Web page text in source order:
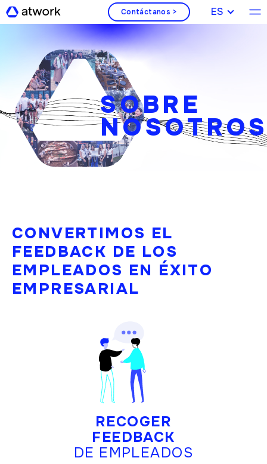
ESPAÑOL
Contáctanos >
SOBRE
CONVERTIMOS EL
FEEDBACK DE LOS
EMPLEADOS EN ÉXITO
EMPRESARIAL
RECOGER
FEEDBACK
DE EMPLEADOS